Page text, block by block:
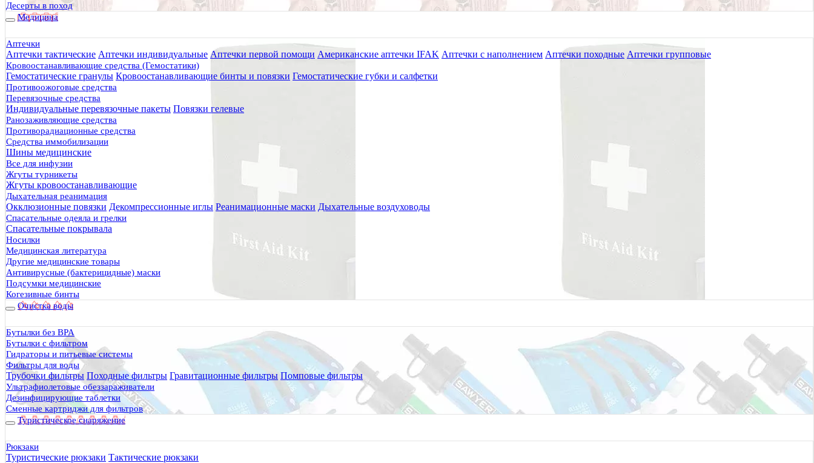
Десерты в поход
Медицина
Аптечки
Аптечки тактические Аптечки индивидуальные Аптечки первой помощи Американские аптечки IFAK Аптечки с наполнением Аптечки походные Аптечки групповые
Кровоостанавливающие средства (Гемостатики)
Гемостатические гранулы Кровоостанавливающие бинты и повязки Гемостатические губки и салфетки
Противоожоговые средства
Перевязочные средства
Индивидуальные перевязочные пакеты Повязки гелевые
Ранозаживляющие средства
Противорадиационные средства
Средства иммобилизации
Шины медицинские
Все для инфузии
Жгуты турникеты
Жгуты кровоостанавливающие
Дыхательная реанимация
Окклюзионные повязки Декомпрессионные иглы Реанимационные маски Дыхательные воздуховоды
Спасательные одеяла и грелки
Спасательные покрывала
Носилки
Медицинская литература
Другие медицинские товары
Антивирусные (бактерицидные) маски
Подсумки медицинские
Когезивные бинты
Очистка воды
Бутылки без BPA
Бутылки с фильтром
Гидраторы и питьевые системы
Фильтры для воды
Трубочки фильтры Походные фильтры Гравитационные фильтры Помповые фильтры
Ультрафиолетовые обеззараживатели
Дезинфицирующие таблетки
Сменные картриджи для фильтров
Туристическое снаряжение
Рюкзаки
Туристические рюкзаки Тактические рюкзаки